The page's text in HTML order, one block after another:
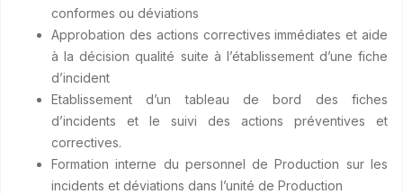
conformes ou déviations
Approbation des actions correctives immédiates et aide
à la décision qualité suite à l’établissement d’une fiche
d’incident
Etablissement d’un tableau de bord des fiches
d’incidents et le suivi des actions préventives et
correctives.
Formation interne du personnel de Production sur les
incidents et déviations dans l’unité de Production